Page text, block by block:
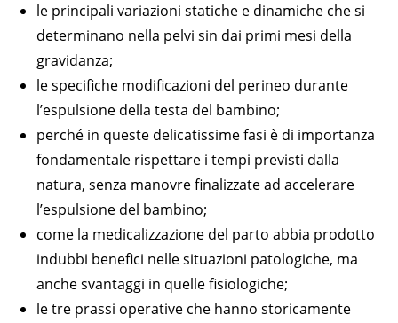
le principali variazioni statiche e dinamiche che si
determinano nella pelvi sin dai primi mesi della
gravidanza;
le specifiche modificazioni del perineo durante
l’espulsione della testa del bambino;
perché in queste delicatissime fasi è di importanza
fondamentale rispettare i tempi previsti dalla
natura, senza manovre finalizzate ad accelerare
l’espulsione del bambino;
come la medicalizzazione del parto abbia prodotto
indubbi benefici nelle situazioni patologiche, ma
anche svantaggi in quelle fisiologiche;
le tre prassi operative che hanno storicamente